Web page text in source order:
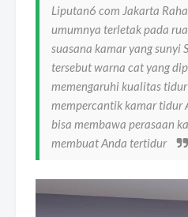
Liputan6 com Jakarta
umumnya terletak pada
suasana kamar yang sunyi
tersebut warna cat yang
memengaruhi kualitas
mempercantik kamar tidur
bisa membawa perasaan
membuat Anda tertidur